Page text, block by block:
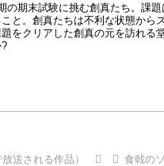
の期末試験に挑む創真たち。課
と。創真たちは不利な状態から
をクリアした創真の元を訪れる
?
送される作品） 食戟の